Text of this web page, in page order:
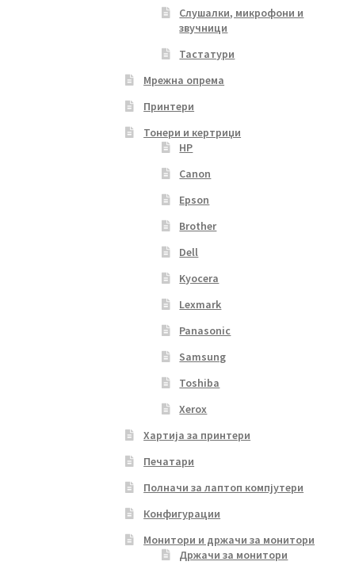
Слушалки, микрофони и
звучници
Тастатури
Мрежна опрема
Принтери
Тонери и кертриџи
HP
Canon
Epson
Brother
Dell
Kyocera
Lexmark
Panasonic
Samsung
Toshiba
Xerox
Хартија за принтери
Печатари
Полначи за лаптоп компјутери
Конфигурации
Монитори и држачи за монитори
Држачи за монитори